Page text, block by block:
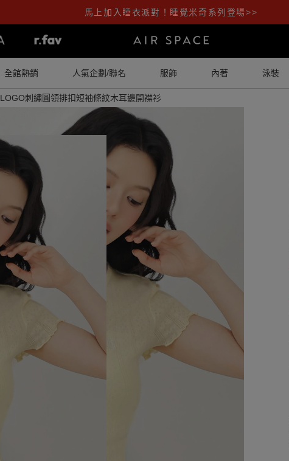
馬上加入睡衣派對！睡覺米奇系列登場>>
全館熱銷 人氣企劃/聯名 服飾 內著 泳裝
LOGO刺繡圓領排扣短袖條紋木耳邊開襟衫